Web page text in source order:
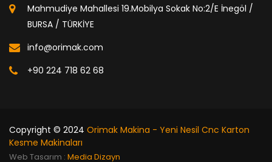
Mahmudiye Mahallesi 19.Mobilya Sokak No:2/E İnegöl /
BURSA / TÜRKİYE
info@orimak.com
+90 224 718 62 68
Copyright © 2024 Orimak Makina - Yeni Nesil Cnc Karton
Kesme Makinaları
Web Tasarım : Media Dizayn